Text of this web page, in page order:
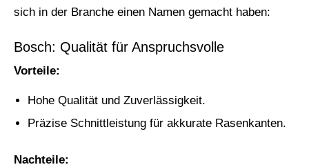
sich in der Branche einen Namen gemacht haben:
Bosch: Qualität für Anspruchsvolle
Vorteile:
Hohe Qualität und Zuverlässigkeit.
Präzise Schnittleistung für akkurate Rasenkanten.
Nachteile: